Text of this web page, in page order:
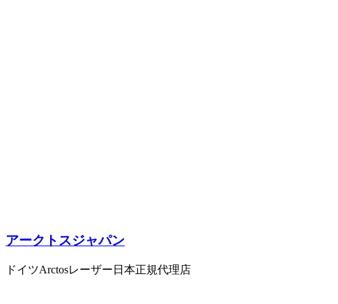
アークトスジャパン
ドイツArctosレーザー日本正規代理店